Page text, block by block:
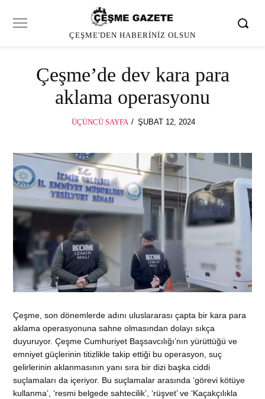
ÇEŞME'DEN HABERINIZ OLSUN
Çeşme’de dev kara para
aklama operasyonu
ÜÇÜNCÜ SAYFA
POSTED
ŞUBAT 12, 2024
Çeşme, son dönemlerde adını uluslararası çapta bir kara para
aklama operasyonuna sahne olmasından dolayı sıkça
duyuruyor. Çeşme Cumhuriyet Başsavcılığı’nın yürüttüğü ve
emniyet güçlerinin titizlikle takip ettiği bu operasyon, suç
gelirlerinin aklanmasının yanı sıra bir dizi başka ciddi
suçlamaları da içeriyor. Bu suçlamalar arasında ‘görevi kötüye
kullanma’, ‘resmi belgede sahtecilik’, ‘rüşvet’ ve ‘Kaçakçılıkla